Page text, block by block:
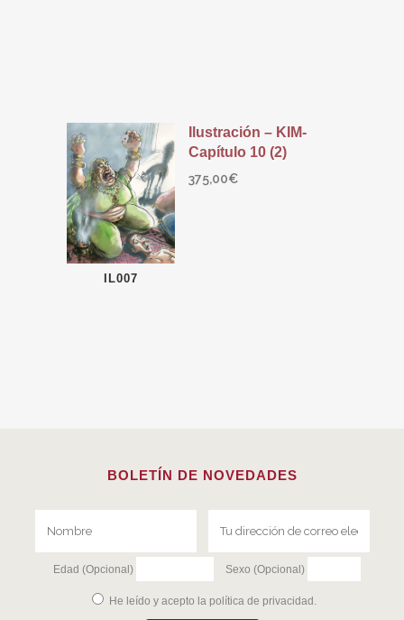
IL007
Ilustración – KIM-
Capítulo 10 (2)
375,00€
BOLETÍN DE NOVEDADES
Edad (Opcional) Sexo (Opcional)
He leído y acepto la política de privacidad .